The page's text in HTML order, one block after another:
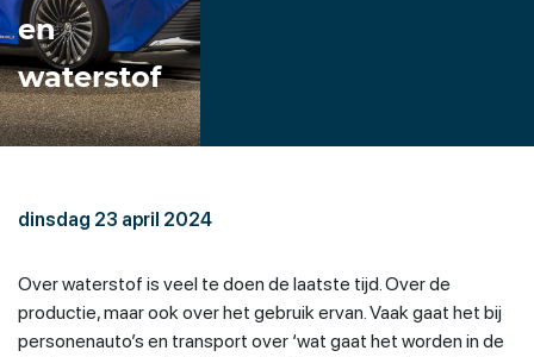
en
waterstof
dinsdag 23 april 2024
Over waterstof is veel te doen de laatste tijd. Over de
productie, maar ook over het gebruik ervan. Vaak gaat het bij
personenauto’s en transport over ‘wat gaat het worden in de